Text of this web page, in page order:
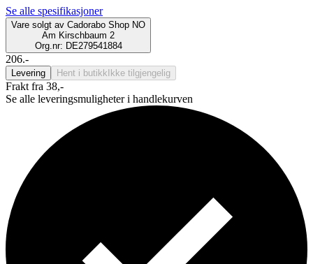
Se alle spesifikasjoner
Vare solgt av Cadorabo Shop NO
Am Kirschbaum 2
Org.nr: DE279541884
206.-
Levering Hent i butikk Ikke tilgjengelig
Frakt fra 38,-
Se alle leveringsmuligheter i handlekurven